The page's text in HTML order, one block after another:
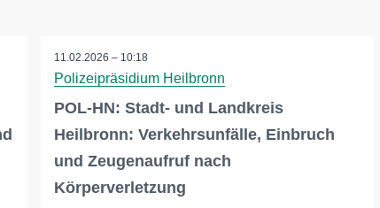
11.02.2026 – 10:18
Polizeipräsidium Heilbronn
POL-HN: Stadt- und Landkreis
Heilbronn: Verkehrsunfälle, Einbruch
und Zeugenaufruf nach
Körperverletzung